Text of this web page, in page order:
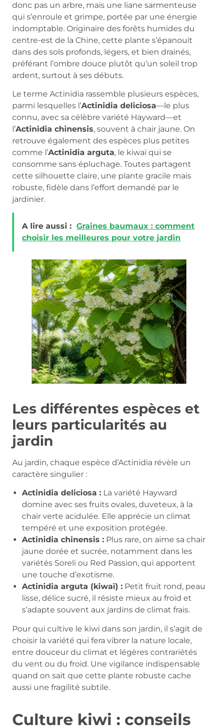
donc pas un arbre, mais une liane sarmenteuse
qui s’enroule et grimpe, portée par une énergie
indomptable. Originaire des forêts humides du
centre-est de la Chine, cette plante s’épanouit
dans des sols profonds, légers, et bien drainés,
préférant l’ombre douce plutôt qu’un soleil trop
ardent, surtout à ses débuts.
Le terme Actinidia rassemble plusieurs espèces,
parmi lesquelles l’Actinidia deliciosa—le plus
connu, avec sa célèbre variété Hayward—et
l’Actinidia chinensis, souvent à chair jaune. On
retrouve également des espèces plus petites
comme l’Actinidia arguta, le kiwaï qui se
consomme sans épluchage. Toutes partagent
cette silhouette claire, une plante gracile mais
robuste, fidèle dans l’effort demandé par le
jardinier.
A lire aussi : Graines baumaux : comment
choisir les meilleures pour votre jardin
Les différentes espèces et
leurs particularités au
jardin
Au jardin, chaque espèce d’Actinidia révèle un
caractère singulier :
Actinidia deliciosa : La variété Hayward
domine avec ses fruits ovales, duveteux, à la
chair verte acidulée. Elle apprécie un climat
tempéré et une exposition protégée.
Actinidia chinensis : Plus rare, on aime sa chair
jaune dorée et sucrée, notamment dans les
variétés Soreli ou Red Passion, qui apportent
une touche d’exotisme.
Actinidia arguta (kiwaï) : Petit fruit rond, peau
lisse, délice sucré, il résiste mieux au froid et
s’adapte souvent aux jardins de climat frais.
Pour qui cultive le kiwi dans son jardin, il s’agit de
choisir la variété qui fera vibrer la nature locale,
entre douceur du climat et légères contrariétés
du vent ou du froid. Une vigilance indispensable
quand on sait que cette plante robuste cache
aussi une fragilité subtile.
Culture kiwi : conseils